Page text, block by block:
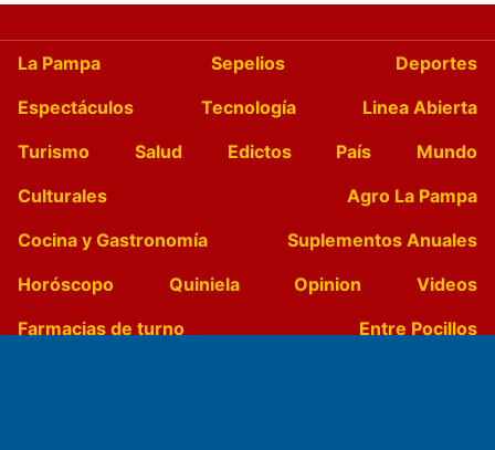
La Pampa Sepelios
Deportes
Espectáculos
Tecnología
Linea Abierta
Turismo
Salud Edictos País
Mundo
Culturales
Agro La Pampa
Cocina y Gastronomía
Suplementos Anuales
Horóscopo
Quiniela Opinion
Videos
Farmacias de turno
Entre Pocillos